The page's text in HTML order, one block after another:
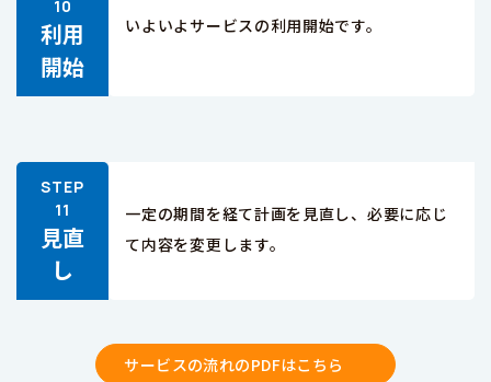
利用
開始
いよいよサービスの利用開始です。
見直
し
一定の期間を経て計画を見直し、必要に応じ
て内容を変更します。
サービスの流れのPDFはこちら